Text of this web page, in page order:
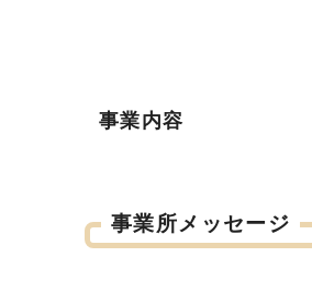
事業内容
事業所メッセージ